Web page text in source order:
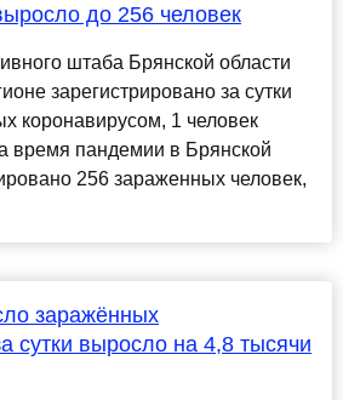
до 256 человек
штаба Брянской области
зарегистрировано за сутки
коронавирусом, 1 человек
время пандемии в Брянской
256 зараженных человек,
заражённых
сутки выросло на 4,8 тысячи